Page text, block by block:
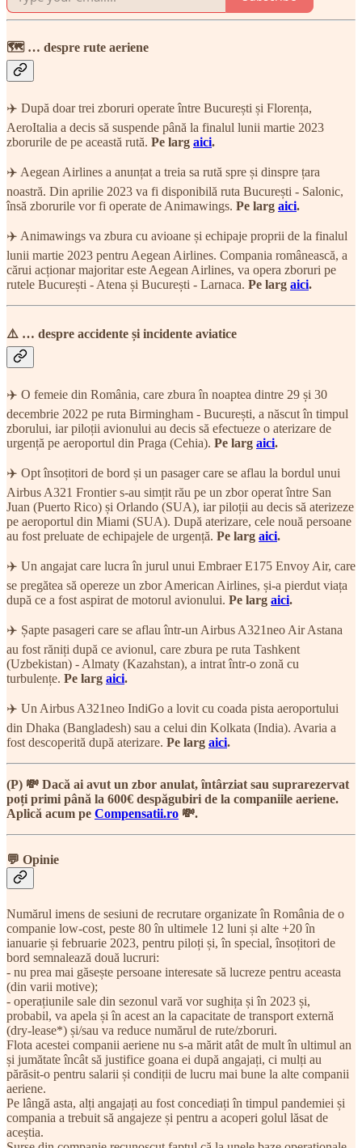
🗺 … despre rute aeriene
✈️ După doar trei zboruri operate între București și Florența,
AeroItalia a decis să suspende până la finalul lunii martie 2023
zborurile de pe această rută. Pe larg aici.
✈️ Aegean Airlines a anunțat a treia sa rută spre și dinspre țara
noastră. Din aprilie 2023 va fi disponibilă ruta București - Salonic,
însă zborurile vor fi operate de Animawings. Pe larg aici.
✈️ Animawings va zbura cu avioane și echipaje proprii de la finalul
lunii martie 2023 pentru Aegean Airlines. Compania românească, a
cărui acționar majoritar este Aegean Airlines, va opera zboruri pe
rutele București - Atena și București - Larnaca. Pe larg aici.
⚠️ … despre accidente și incidente aviatice
✈️ O femeie din România, care zbura în noaptea dintre 29 și 30
decembrie 2022 pe ruta Birmingham - București, a născut în timpul
zborului, iar piloții avionului au decis să efectueze o aterizare de
urgență pe aeroportul din Praga (Cehia). Pe larg aici.
✈️ Opt însoțitori de bord și un pasager care se aflau la bordul unui
Airbus A321 Frontier s-au simțit rău pe un zbor operat între San
Juan (Puerto Rico) și Orlando (SUA), iar piloții au decis să aterizeze
pe aeroportul din Miami (SUA). După aterizare, cele nouă persoane
au fost preluate de echipajele de urgență. Pe larg aici.
✈️ Un angajat care lucra în jurul unui Embraer E175 Envoy Air, care
se pregătea să opereze un zbor American Airlines, și-a pierdut viața
după ce a fost aspirat de motorul avionului. Pe larg aici.
✈️ Șapte pasageri care se aflau într-un Airbus A321neo Air Astana
au fost răniți după ce avionul, care zbura pe ruta Tashkent
(Uzbekistan) - Almaty (Kazahstan), a intrat într-o zonă cu
turbulențe. Pe larg aici.
✈️ Un Airbus A321neo IndiGo a lovit cu coada pista aeroportului
din Dhaka (Bangladesh) sau a celui din Kolkata (India). Avaria a
fost descoperită după aterizare. Pe larg aici.
(P) 💸 Dacă ai avut un zbor anulat, întârziat sau suprarezervat
poți primi până la 600€ despăgubiri de la companiile aeriene.
Aplică acum pe Compensatii.ro 💸.
💬 Opinie
Numărul imens de sesiuni de recrutare organizate în România de o
companie low-cost, peste 80 în ultimele 12 luni și alte +20 în
ianuarie și februarie 2023, pentru piloți și, în special, însoțitori de
bord semnalează două lucruri:
- nu prea mai găsește persoane interesate să lucreze pentru aceasta
(din varii motive);
- operațiunile sale din sezonul vară vor sughița și în 2023 și,
probabil, va apela și în acest an la capacitate de transport externă
(dry-lease*) și/sau va reduce numărul de rute/zboruri.
Flota acestei companii aeriene nu s-a mărit atât de mult în ultimul an
și jumătate încât să justifice goana ei după angajați, ci mulți au
părăsit-o pentru salarii și condiții de lucru mai bune la alte companii
aeriene.
Pe lângă asta, alți angajați au fost concediați în timpul pandemiei și
compania a trebuit să angajeze și pentru a acoperi golul lăsat de
aceștia.